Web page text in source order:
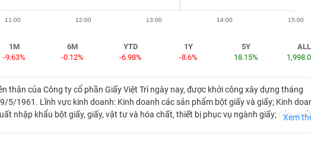
11:00 12:00 13:00 14:00 15:00
1M
-9.63%
6M
-0.12%
YTD
-6.98%
1Y
-8.6%
5Y
18.15%
ALL
thân của Công ty cổ phần Giấy Việt Trì ngày nay, được khởi công xây dựng tháng
5/1961. Lĩnh vực kinh doanh: Kinh doanh các sản phẩm bột giấy và giấy; Kinh
nhập khẩu bột giấy, giấy, vật tư và hóa chất, thiết bị phục vụ ngành giấy; Sản xuất
Xem